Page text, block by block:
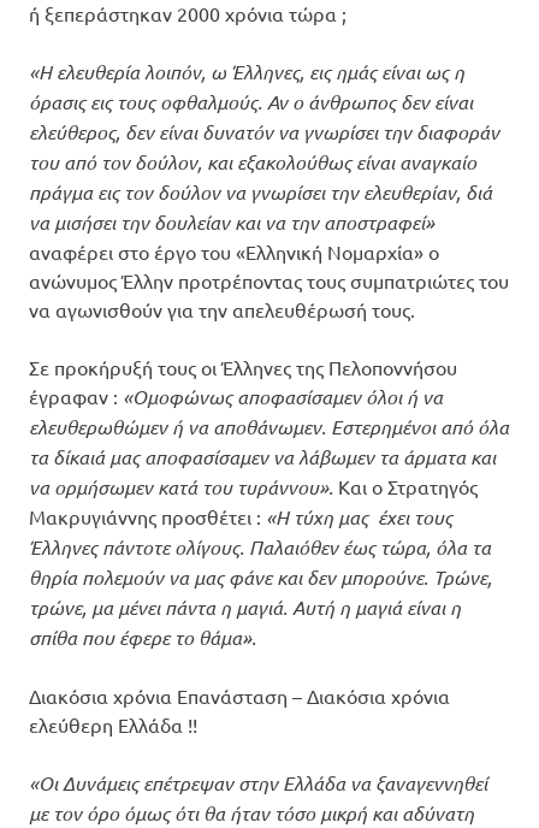
ή ξεπεράστηκαν 2000 χρόνια τώρα ;
«Η ελευθερία λοιπόν, ω Έλληνες, εις ημάς είναι ως η
όρασις εις τους οφθαλμούς. Αν ο άνθρωπος δεν είναι
ελεύθερος, δεν είναι δυνατόν να γνωρίσει την διαφοράν
του από τον δούλον, και εξακολούθως είναι αναγκαίο
πράγμα εις τον δούλον να γνωρίσει την ελευθερίαν, διά
να μισήσει την δουλείαν και να την αποστραφεί»
αναφέρει στο έργο του «Ελληνική Νομαρχία» ο
ανώνυμος Έλλην προτρέποντας τους συμπατριώτες του
να αγωνισθούν για την απελευθέρωσή τους.
Σε προκήρυξή τους οι Έλληνες της Πελοποννήσου
έγραφαν : «Ομοφώνως αποφασίσαμεν όλοι ή να
ελευθερωθώμεν ή να αποθάνωμεν. Εστερημένοι από όλα
τα δίκαιά μας αποφασίσαμεν να λάβωμεν τα άρματα και
να ορμήσωμεν κατά του τυράννου». Και ο Στρατηγός
Μακρυγιάννης προσθέτει : «Η τύχη μας έχει τους
Έλληνες πάντοτε ολίγους. Παλαιόθεν έως τώρα, όλα τα
θηρία πολεμούν να μας φάνε και δεν μπορούνε. Τρώνε,
τρώνε, μα μένει πάντα η μαγιά. Αυτή η μαγιά είναι η
σπίθα που έφερε το θάμα».
Διακόσια χρόνια Επανάσταση – Διακόσια χρόνια
ελεύθερη Ελλάδα !!
«Οι Δυνάμεις επέτρεψαν στην Ελλάδα να ξαναγεννηθεί
με τον όρο όμως ότι θα ήταν τόσο μικρή και αδύνατη